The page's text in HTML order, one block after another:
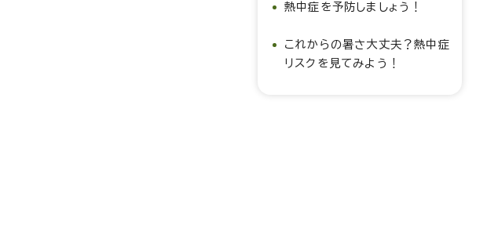
熱中症を予防しましょう！
これからの暑さ大丈夫？熱中症
リスクを見てみよう！